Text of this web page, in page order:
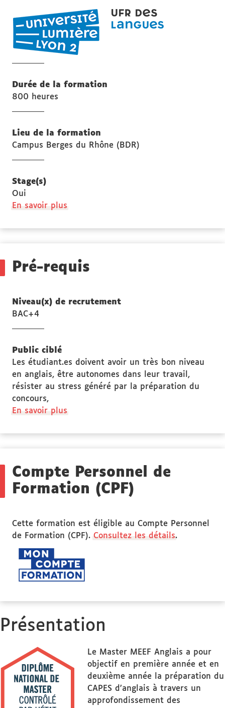
LANGUES
Durée de la formation
800 heures
Lieu de la formation
Campus Berges du Rhône (BDR)
Stage(s)
Oui
En savoir plus
des
Pré-requis
Niveau(x) de recrutement
BAC+4
Public ciblé
Les étudiant.es doivent avoir un très bon niveau
en anglais, être autonomes dans leur travail,
résister au stress généré par la préparation du
concours,
En savoir plus
des
Compte Personnel de
Formation (CPF)
Cette formation est éligible au Compte Personnel
de Formation (CPF). Consultez les détails.
Présentation
Le Master MEEF Anglais a pour
objectif en première année et en
deuxième année la préparation du
CAPES d’anglais à travers un
approfondissement des